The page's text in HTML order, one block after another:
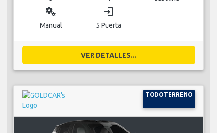
miscellaneous_services
Manual
login
5 Puerta
VER DETALLES...
TODOTERRENO